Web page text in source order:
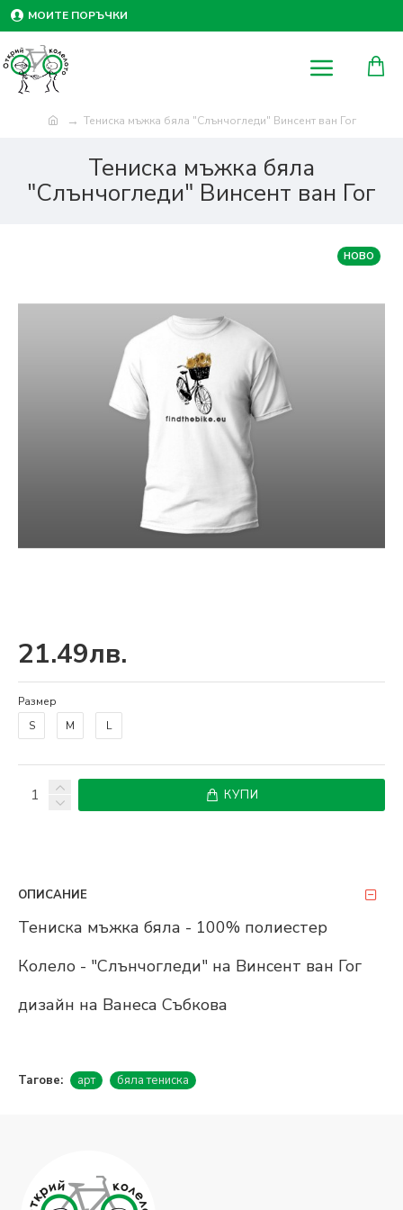
МОИТЕ ПОРЪЧКИ
Тениска мъжка бяла "Слънчогледи" Винсент ван Гог
Тениска мъжка бяла
"Слънчогледи" Винсент ван Гог
НОВО
21.49лв.
Размер
S
M L
КУПИ
ОПИСАНИЕ
Тениска мъжка бяла - 100% полиестер
Колело - "Слънчогледи" на Винсент ван Гог
дизайн на Ванеса Събкова
Тагове: арт бяла тениска